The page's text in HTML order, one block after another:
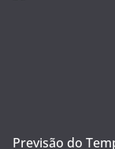
Previsão do